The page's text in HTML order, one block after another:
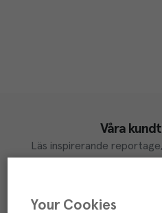
Våra
Läs inspirerande
Your Cookies